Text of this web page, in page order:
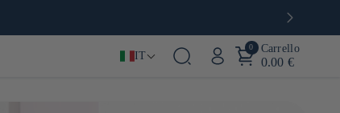
IT
0 Carrello
0.00 €